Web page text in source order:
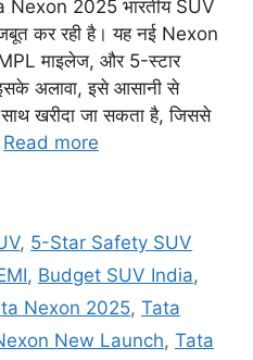
2025 भारतीय SUV
कर रही है। यह नई Nexon
माइलेज, और 5-स्टार
अलावा, इसे आसानी से
खरीदा जा सकता है, जिससे
Read more
, 5-Star Safety SUV
, Budget SUV India,
Nexon 2025, Tata
New Launch, Tata